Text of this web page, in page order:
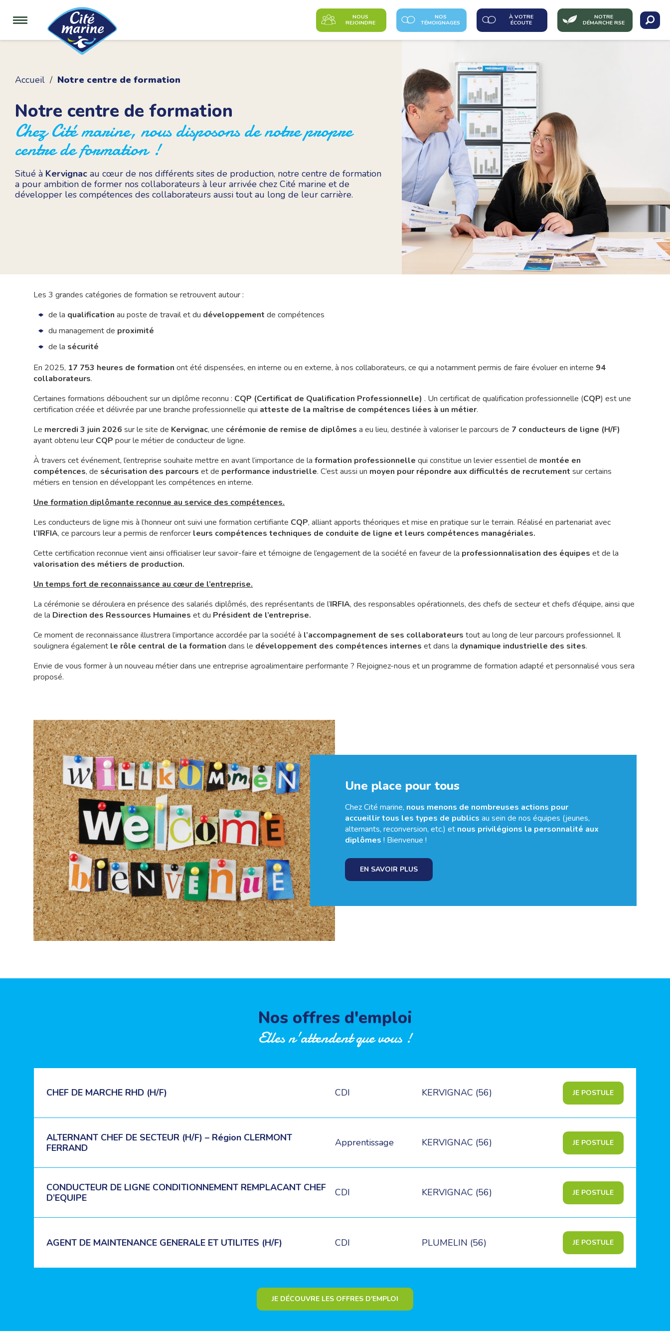
NOUS
REJOINDRE
NOS
TÉMOIGNAGES
À VOTRE
ÉCOUTE
NOTRE
DÉMARCHE RSE
Accueil Notre centre de formation
Notre centre de formation
Chez Cité marine, nous disposons de notre propre
centre de formation !
Situé à Kervignac au cœur de nos différents sites de production, notre centre de formation
a pour ambition de former nos collaborateurs à leur arrivée chez Cité marine et de
développer les compétences des collaborateurs aussi tout au long de leur carrière.
Les 3 grandes catégories de formation se retrouvent autour :
de la qualification au poste de travail et du développement de compétences
du management de proximité
de la sécurité
En 2025, 17 753 heures de formation ont été dispensées, en interne ou en externe, à nos collaborateurs, ce qui a notamment permis de faire évoluer en interne 94
collaborateurs.
Certaines formations débouchent sur un diplôme reconnu : CQP (Certificat de Qualification Professionnelle) . Un certificat de qualification professionnelle (CQP) est une
certification créée et délivrée par une branche professionnelle qui atteste de la maîtrise de compétences liées à un métier.
Le mercredi 3 juin 2026sur le site de Kervignac, une cérémonie de remise de diplômes a eu lieu, destinée à valoriser le parcours de 7 conducteurs de ligne (H/F)
ayant obtenu leur CQPpour le métier de conducteur de ligne.
À travers cet événement, l’entreprise souhaite mettre en avant l’importance de laformation professionnelle qui constitue un levier essentiel de montée en
compétences, de sécurisation des parcours et de performance industrielle. C’est aussi un moyen pour répondre aux difficultés de recrutement sur certains
métiers en tension en développant les compétences en interne.
Une formation diplômante reconnue au service des compétences.
Les conducteurs de ligne mis à l’honneur ont suivi une formation certifiante CQP, alliant apports théoriques et mise en pratique sur le terrain. Réalisé en partenariat avec
l’IRFIA, ce parcours leur a permis de renforcer leurs compétences techniques de conduite de ligne et leurs compétences managériales.
Cette certification reconnue vient ainsi officialiser leur savoir-faire et témoigne de l’engagement de la société en faveur de la professionnalisation des équipes et de la
valorisation des métiers de production.
Un temps fort de reconnaissance au cœur de l’entreprise.
La cérémonie se déroulera en présence des salariés diplômés, des représentants de l’IRFIA, des responsables opérationnels, des chefs de secteur et chefs d’équipe, ainsi que
de la Direction des Ressources Humaines et du Président de l’entreprise.
Ce moment de reconnaissance illustrera l’importance accordée par la société à l’accompagnement de ses collaborateurs tout au long de leur parcours professionnel. Il
soulignera également le rôle central de la formation dans le développement des compétences internes et dans la dynamique industrielle des sites.
Envie de vous former à un nouveau métier dans une entreprise agroalimentaire performante ? Rejoignez-nous et un programme de formation adapté et personnalisé vous sera
proposé.
Une place pour tous
Chez Cité marine, nous menons de nombreuses actions pour
accueillir tous les types de publics au sein de nos équipes (jeunes,
alternants, reconversion, etc.) et nous privilégions la personnalité aux
diplômes ! Bienvenue !
EN SAVOIR PLUS
Nos offres d'emploi
Elles n'attendent que vous !
CHEF DE MARCHE RHD (H/F) CDI KERVIGNAC (56) JE POSTULE
ALTERNANT CHEF DE SECTEUR (H/F) – Région CLERMONT
FERRAND
Apprentissage KERVIGNAC (56) JE POSTULE
CONDUCTEUR DE LIGNE CONDITIONNEMENT REMPLACANT CHEF
D’EQUIPE
CDI KERVIGNAC (56) JE POSTULE
AGENT DE MAINTENANCE GENERALE ET UTILITES (H/F) CDI PLUMELIN (56) JE POSTULE
JE DÉCOUVRE LES OFFRES D'EMPLOI